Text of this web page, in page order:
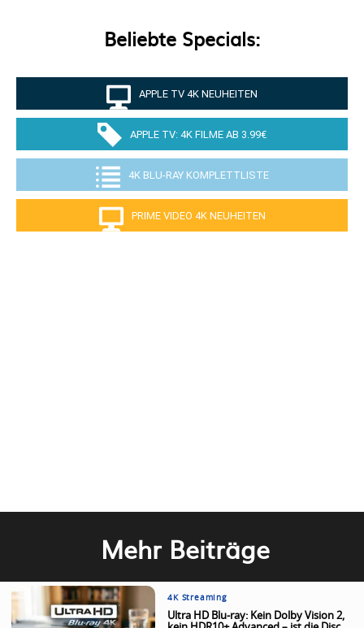
Beliebte Specials:
APPLE TV 4K NEUHEITEN
APPLE TV: 4K FILME AB 3.99€
4K BLU-RAY KOMPLETTLISTE
PRIME VIDEO 4K NEUHEITEN
Mehr Beiträge
4K Streaming
Ultra HD Blu-ray: Kein Dolby Vision 2,